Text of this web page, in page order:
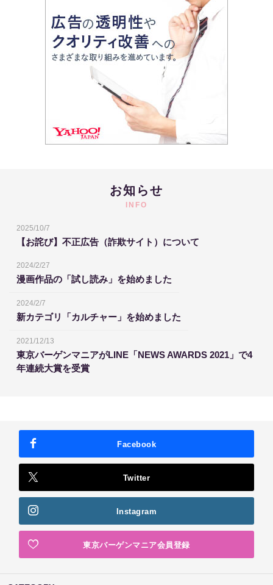
お知らせ
INFO
2025/10/7
【お詫び】不正広告（詐欺サイト）について
2024/2/27
漫画作品の「試し読み」を始めました
2024/2/7
新カテゴリ「カルチャー」を始めました
2021/12/13
東京バーゲンマニアがLINE「NEWS AWARDS 2021」で4
年連続大賞を受賞
Facebook
Twitter
Instagram
東京バーゲンマニア会員登録